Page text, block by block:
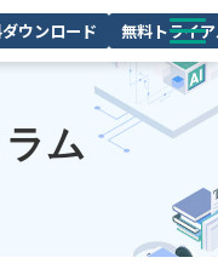
ウンロード 無料トライ
ム